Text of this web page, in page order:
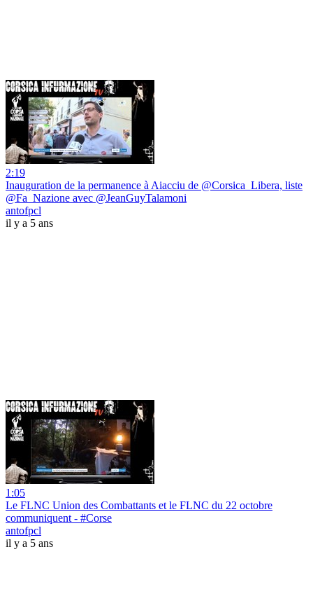
2:19
Inauguration de la permanence à Aiacciu de @Corsica_Libera, liste
@Fa_Nazione avec @JeanGuyTalamoni
antofpcl
il y a 5 ans
1:05
Le FLNC Union des Combattants et le FLNC du 22 octobre
communiquent - #Corse
antofpcl
il y a 5 ans